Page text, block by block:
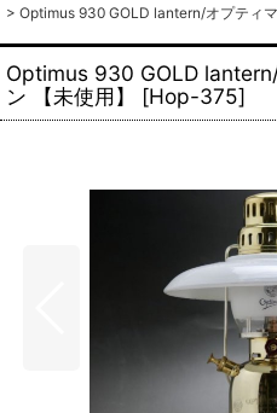
> Optimus 930 GOLD lantern/オプティ
Optimus 930 GOLD
ン 【未使用】
[Hop-375]